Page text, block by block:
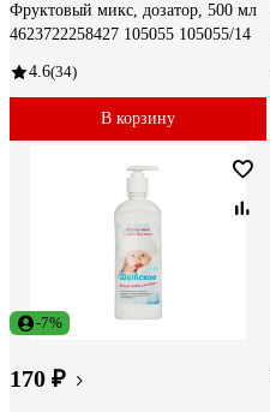
Фруктовый микс, дозатор, 500 мл
4623722258427 105055 105055/14
4.6(34)
В корзину
-7%
170 ₽